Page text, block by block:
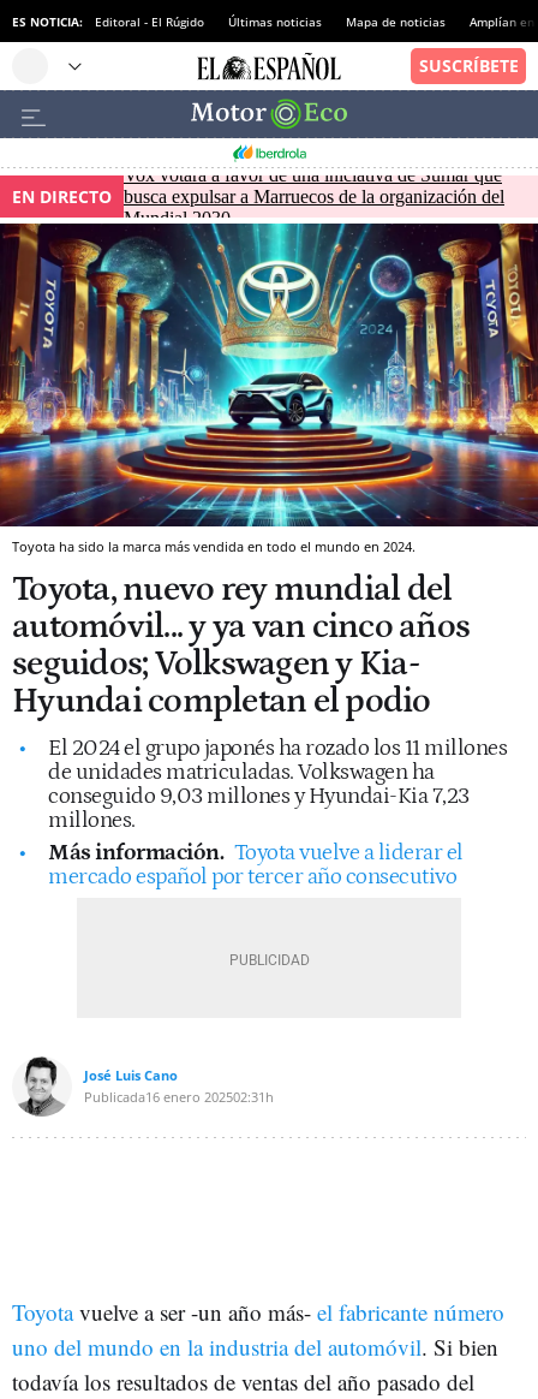
ES NOTICIA: Editoral - El Rúgido Últimas noticias Mapa de noticias Amplían
EN DIRECTO
Vox votará a favor de una iniciativa de Sumar que
busca expulsar a Marruecos de la organización del
Mundial 2030
Toyota ha sido la marca más vendida en todo el mundo en 2024.
Toyota, nuevo rey mundial del
automóvil... y ya van cinco años
seguidos; Volkswagen y Kia-
Hyundai completan el podio
El 2024 el grupo japonés ha rozado los 11 millones
de unidades matriculadas. Volkswagen ha
conseguido 9,03 millones y Hyundai-Kia 7,23
millones.
Más información. Toyota vuelve a liderar el
mercado español por tercer año consecutivo
José Luis Cano
Publicada16 enero 202502:31h
Toyotavuelve a ser -un año más- el fabricante número
uno del mundo en la industria del automóvil. Si bien
todavía los resultados de ventas del año pasado del